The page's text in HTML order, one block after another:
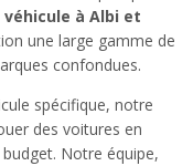
à Albi et
une large gamme de
confondues.
spécifique, notre
des voitures en
Notre équipe,